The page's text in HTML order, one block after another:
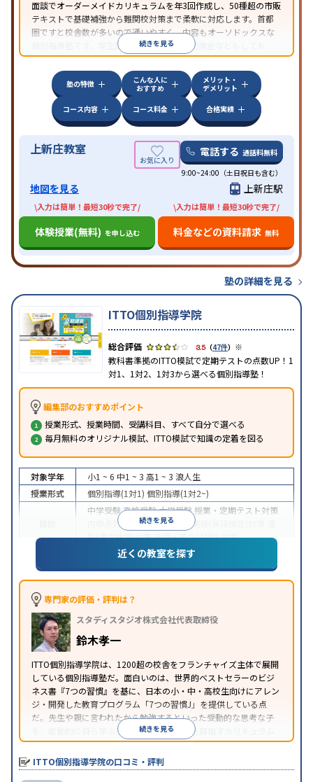
面談でオーダーメイドカリキュラムを年3回作成し、50種超の市販
テキストで基礎補強から難関校対策まで柔軟に対応します。首都
圏ですと校舎数が多いので通いやすく、内容もオーソドックスな
個別指導塾です。学生講師たちが自主的に勉強会などもしてお
り、学生講師の頑張りが目立ちます。
続きを見る
塾の特徴
こんな人に
おすすめ
メリット・
デメリット
コース内容
コース料金 合格実績
上新庄教室 電話する 通話料無料
9:00~24:00（土日祝日も含む）
地図を見る 上新庄駅
\入力は簡単！最短30秒で完了/
体験授業(無料) を申し込む
\入力は簡単！最短30秒で完了/
料金などの資料請求 無料
塾の詳細を見る
ITTO個別指導学院
3.5（47件） ※
教科書準拠のITTO模試で定期テストの点数UP！1
対1、1対2、1対3から選べる個別指導塾！
編集部のおすすめポイント
授業形式、授業時間、受講科目、すべて自分で選べる
毎月無料のオリジナル模試、ITTO模試で知識の定着を図る
続きを見る
対象学年 小1 ~ 6 中1 ~ 3 高1 ~ 3 浪人生
授業形式
個別指導(1対1) 個別指導(1対2~)
中学受験高校受験大学受験 授業・定期テスト対策
内申点対策
学習習慣の定着 英検(英語検定)対策
検(漢字検定)対策英語・英会話特化対策
1科目から受講可能季節講習のみの受講可
※2023年3月調査。小学校高学年の個別指導塾アンケート調査方法を参
近くの教室を探す
専門家の評価・評判は？
スタディスタジオ株式会社代表取締役
鈴木孝一
ITTO個別指導学院は、1200超の校舎をフランチャイズ主体で展開
している個別指導塾だ。面白いのは、世界的ベストセラーのビジ
ネス書『7つの習慣』を基に、日本の小・中・高校生向けにアレン
ジ・開発した教育プログラム「7つの習慣J」を提供している点
だ。先生や親に言われたから勉強するといった受動的な思考な子
を、能動的に自ら学ぶ子に育てていくことを目指すカリキュラム
である。個別指導の授業とは別に、集団授業形式の特別講座とし
て別料金で提供されるので、単なる成績アップ以上の、子どもの
心の成長を求める家庭にオススメだ。
続きを見る
ITTO個別指導学院の口コミ・評判